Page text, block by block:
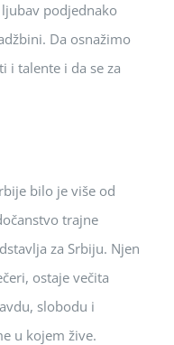
podjednako
Da osnažimo
i talente i da se za
bilo je više od
trajne
za Srbiju. Njen
ostaje večita
slobodu i
u kojem žive.